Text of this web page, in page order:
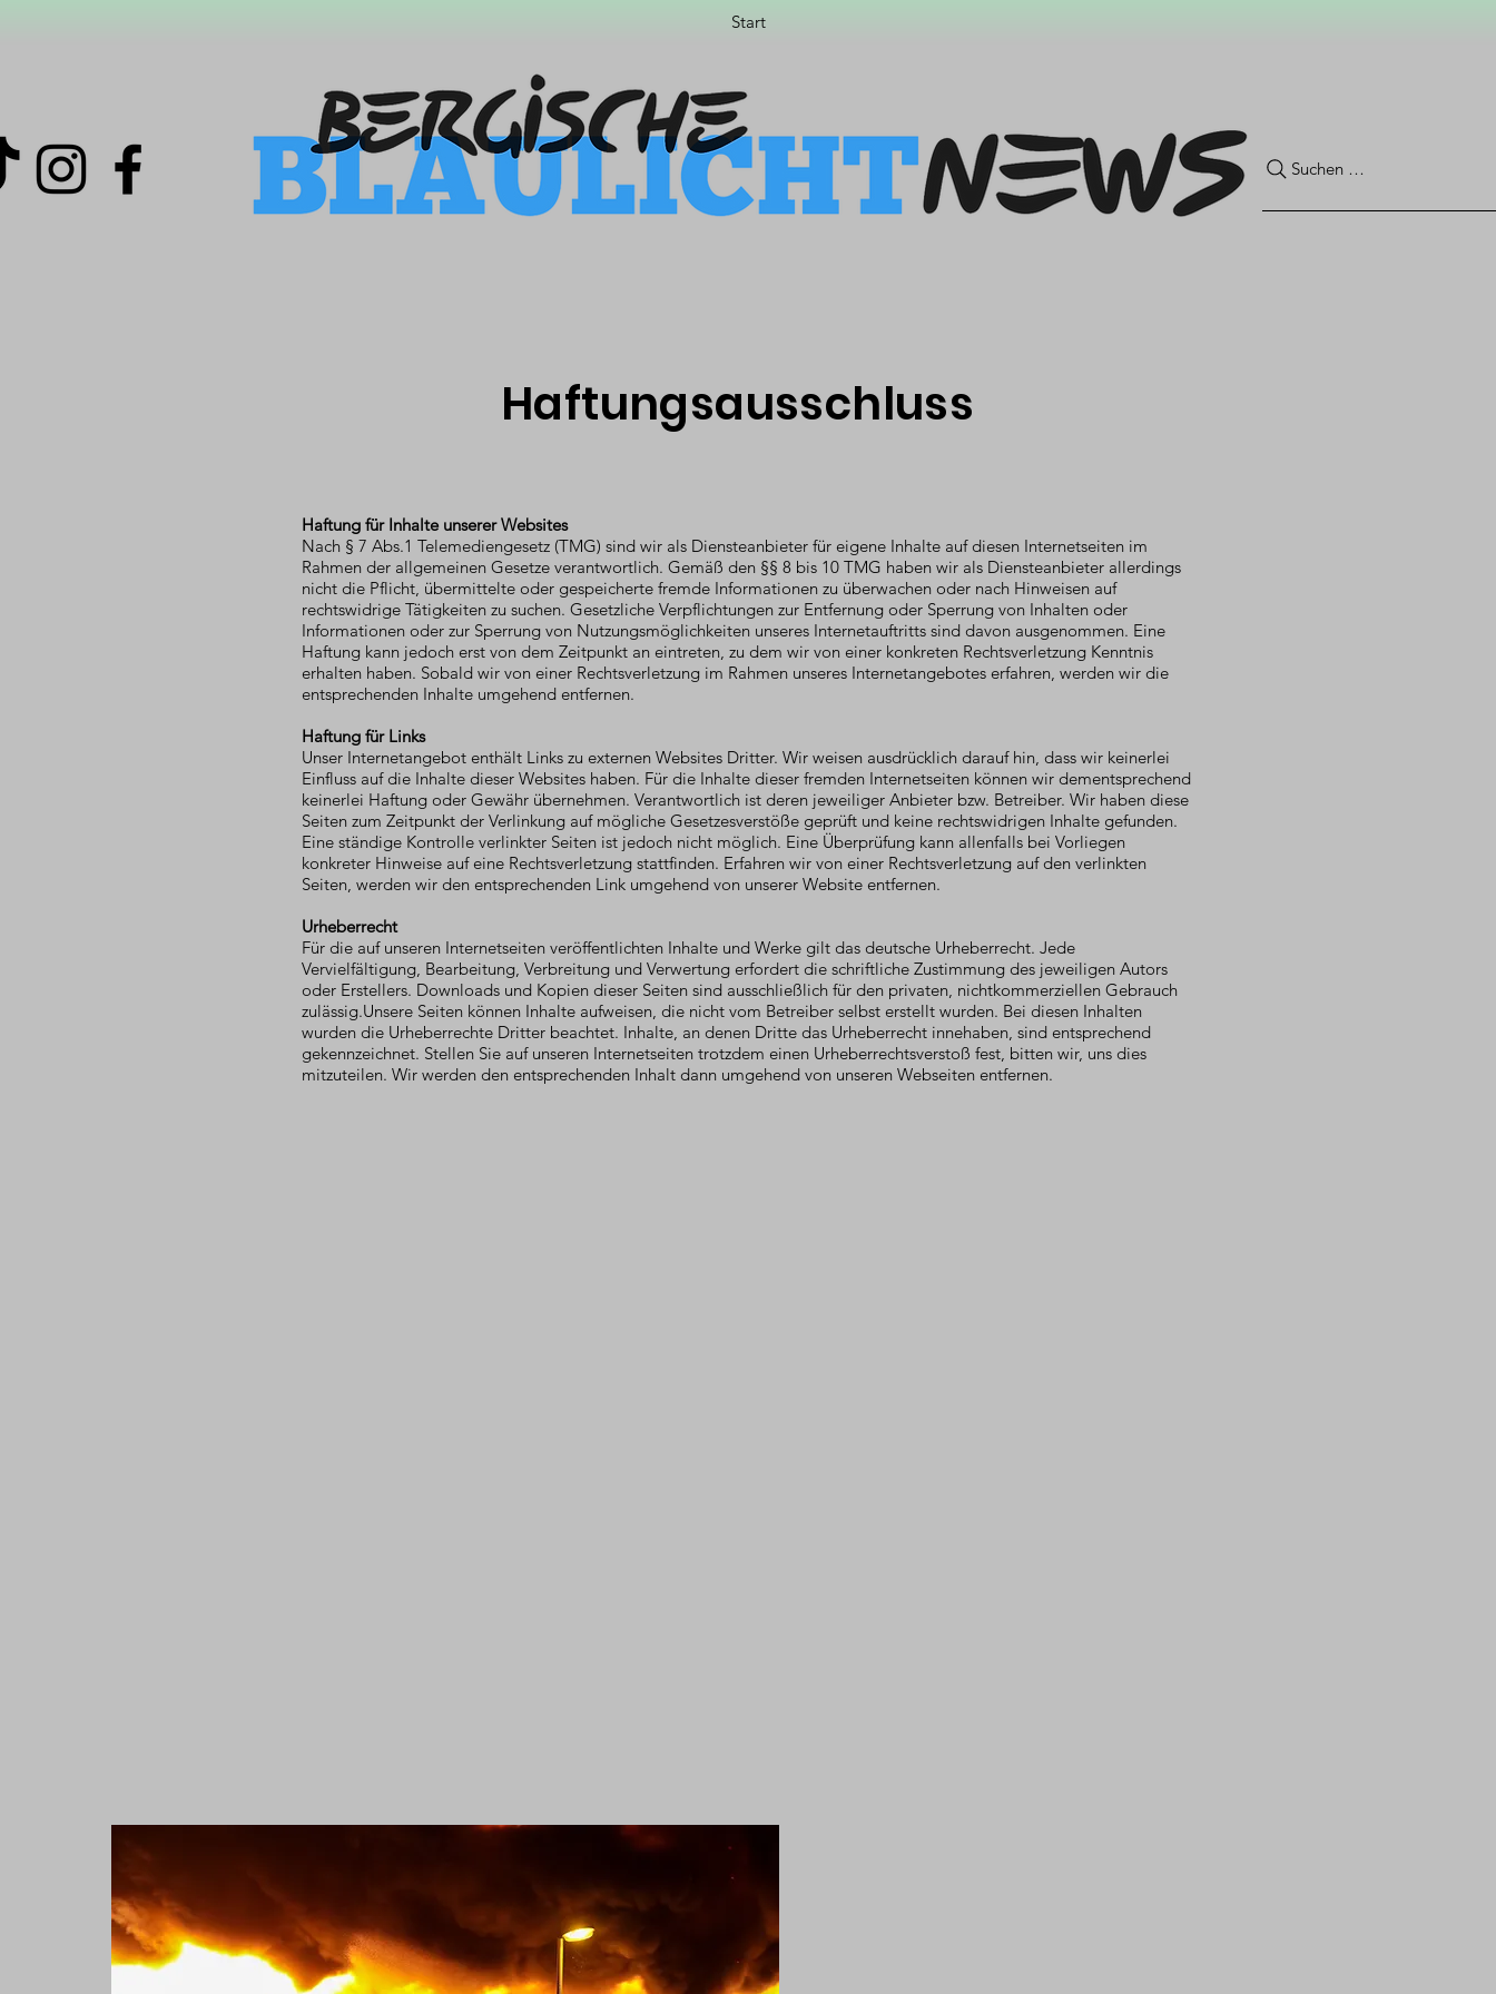
Start
Suchen …
Haftungsausschluss
Haftung für Inhalte unserer Websites
Nach § 7 Abs.1 Telemediengesetz (TMG) sind wir als Diensteanbieter für eigene Inhalte auf diesen Internetseiten im
Rahmen der allgemeinen Gesetze verantwortlich. Gemäß den §§ 8 bis 10 TMG haben wir als Diensteanbieter allerdings
nicht die Pflicht, übermittelte oder gespeicherte fremde Informationen zu überwachen oder nach Hinweisen auf
rechtswidrige Tätigkeiten zu suchen. Gesetzliche Verpflichtungen zur Entfernung oder Sperrung von Inhalten oder
Informationen oder zur Sperrung von Nutzungsmöglichkeiten unseres Internetauftritts sind davon ausgenommen. Eine
Haftung kann jedoch erst von dem Zeitpunkt an eintreten, zu dem wir von einer konkreten Rechtsverletzung Kenntnis
erhalten haben. Sobald wir von einer Rechtsverletzung im Rahmen unseres Internetangebotes erfahren, werden wir die
entsprechenden Inhalte umgehend entfernen.
Haftung für Links
Unser Internetangebot enthält Links zu externen Websites Dritter. Wir weisen ausdrücklich darauf hin, dass wir keinerlei
Einfluss auf die Inhalte dieser Websites haben. Für die Inhalte dieser fremden Internetseiten können wir dementsprechend
keinerlei Haftung oder Gewähr übernehmen. Verantwortlich ist deren jeweiliger Anbieter bzw. Betreiber. Wir haben diese
Seiten zum Zeitpunkt der Verlinkung auf mögliche Gesetzesverstöße geprüft und keine rechtswidrigen Inhalte gefunden.
Eine ständige Kontrolle verlinkter Seiten ist jedoch nicht möglich. Eine Überprüfung kann allenfalls bei Vorliegen
konkreter Hinweise auf eine Rechtsverletzung stattfinden. Erfahren wir von einer Rechtsverletzung auf den verlinkten
Seiten, werden wir den entsprechenden Link umgehend von unserer Website entfernen.
Urheberrecht
Für die auf unseren Internetseiten veröffentlichten Inhalte und Werke gilt das deutsche Urheberrecht. Jede
Vervielfältigung, Bearbeitung, Verbreitung und Verwertung erfordert die schriftliche Zustimmung des jeweiligen Autors
oder Erstellers. Downloads und Kopien dieser Seiten sind ausschließlich für den privaten, nichtkommerziellen Gebrauch
zulässig.Unsere Seiten können Inhalte aufweisen, die nicht vom Betreiber selbst erstellt wurden. Bei diesen Inhalten
wurden die Urheberrechte Dritter beachtet. Inhalte, an denen Dritte das Urheberrecht innehaben, sind entsprechend
gekennzeichnet. Stellen Sie auf unseren Internetseiten trotzdem einen Urheberrechtsverstoß fest, bitten wir, uns dies
mitzuteilen. Wir werden den entsprechenden Inhalt dann umgehend von unseren Webseiten entfernen.